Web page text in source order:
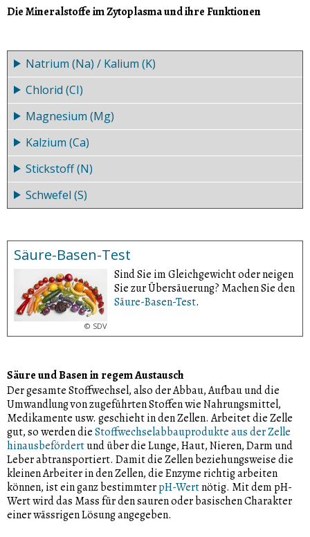
Die Mineralstoffe im Zytoplasma und ihre Funktionen
Natrium (Na) / Kalium (K)
Die beiden Mineralstoffe regulieren zusammen den
Wasserhaushalt im Körper, genauer in den Zellen und im
Zellgewebe. Sie müssen, um funktionsfähig zu sein, im
richtigen Verhältnis zueinander stehen. Zur
Veranschaulichung: Der Körper eines Erwachsenen enthält
ca. 100 g Natrium und ca. 150 g Kalium.
Chlorid (CI)
Chlorid ist für die Bildung des Magensaftes nötig.
Magnesium (Mg)
Magnesium aktiviert die Enzyme, und ist zudem ein
Baustein der Knochen und hemmt die neuromuskuläre
Reizbarkeit.
Kalzium (Ca)
Kalzium ist zusammen mit Phosphat eine
Festigungssubstanz der Knochen und Zähne. Es ist zudem
Bestand teil von Enzymen und ein Regulator des Säure-
Stickstoff (N)
Stickstoff fungiert als Baustein von Eiweissen.
Schwefel (S)
Insulin und Vitaminen.
Säure-Basen-Test
© SDV
Sind Sie im Gleichgewicht oder neigen
Sie zur Übersäuerung? Machen Sie den
Säure-Basen-Test.
Säure und Basen in regem Austausch
Der gesamte Stoffwechsel, also der Abbau, Aufbau und die
Umwandlung von zugeführten Stoffen wie Nahrungsmittel,
Medikamente usw. geschieht in den Zellen. Arbeitet die Zelle
gut, so werden dieStoffwechselabbauprodukte aus der Zelle
hinausbefördertund über die Lunge, Haut, Nieren, Darm und
Leber abtransportiert. Damit die Zellen beziehungsweise die
kleinen Arbeiter in den Zellen, die Enzyme richtig arbeiten
können, ist ein ganz bestimmterpH-Wertnötig. Mit dem pH-
Wert wird das Mass für den sauren oder basischen Charakter
einer wässrigen Lösung angegeben.